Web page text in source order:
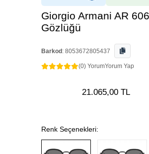
Giorgio Armani AR
Gözlüğü
Barkod : 8053672805437
(0) YorumYorum Yap
21.065,00 TL
Renk Seçenekleri: